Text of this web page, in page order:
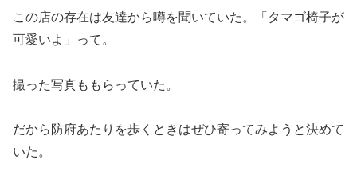
この店の存在は友達から噂を聞いていた。「タマゴ椅子が
可愛いよ」って。
撮った写真ももらっていた。
だから防府あたりを歩くときはぜひ寄ってみようと決めて
いた。